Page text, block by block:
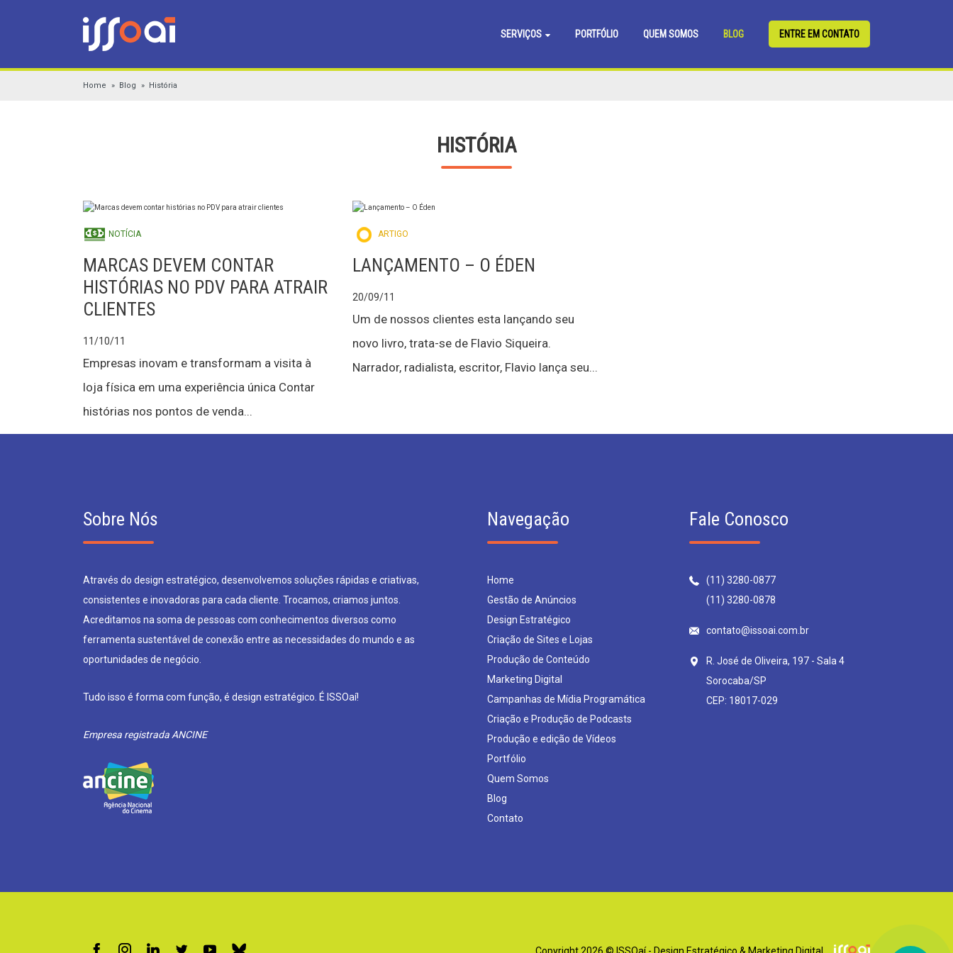
SERVIÇOS PORTFÓLIO QUEM SOMOS BLOG ENTRE EM CONTATO
Home Blog História
HISTÓRIA
NOTÍCIA
MARCAS DEVEM CONTAR
HISTÓRIAS NO PDV PARA ATRAIR
CLIENTES
11/10/11
Empresas inovam e transformam a visita à
loja física em uma experiência única Contar
histórias nos pontos de venda...
ARTIGO
LANÇAMENTO – O ÉDEN
20/09/11
Um de nossos clientes esta lançando seu
novo livro, trata-se de Flavio Siqueira.
Narrador, radialista, escritor, Flavio lança seu...
Sobre Nós
Através do design estratégico, desenvolvemos soluções rápidas e criativas,
consistentes e inovadoras para cada cliente. Trocamos, criamos juntos.
Acreditamos na soma de pessoas com conhecimentos diversos como
ferramenta sustentável de conexão entre as necessidades do mundo e as
oportunidades de negócio.
Tudo isso é forma com função, é design estratégico. É ISSOaí!
Empresa registrada ANCINE
Navegação
Home
Gestão de Anúncios
Design Estratégico
Criação de Sites e Lojas
Produção de Conteúdo
Marketing Digital
Campanhas de Mídia Programática
Criação e Produção de Podcasts
Produção e edição de Vídeos
Portfólio
Quem Somos
Blog
Contato
Fale Conosco
(11) 3280-0877
(11) 3280-0878
contato@issoai.com.br
R. José de Oliveira, 197 - Sala 4
Sorocaba/SP
CEP: 18017-029